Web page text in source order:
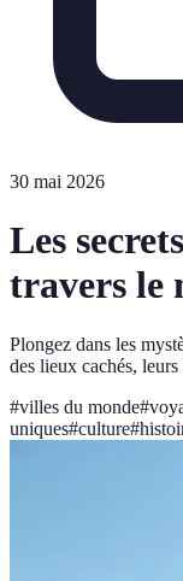
30 mai 2026
Les
travers le
Plongez dans les
des lieux cachés,
#villes du monde#
uniques#culture#